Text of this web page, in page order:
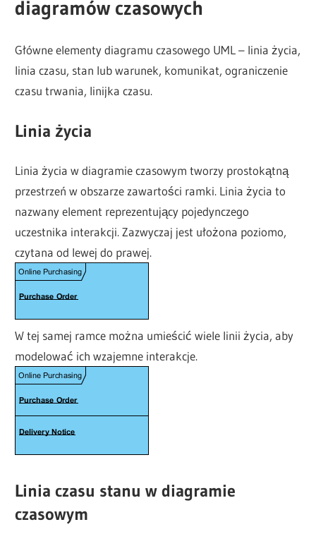
diagramów czasowych
Główne elementy diagramu czasowego UML – linia życia,
linia czasu, stan lub warunek, komunikat, ograniczenie
czasu trwania, linijka czasu.
Linia życia
Linia życia w diagramie czasowym tworzy prostokątną
przestrzeń w obszarze zawartości ramki. Linia życia to
nazwany element reprezentujący pojedynczego
uczestnika interakcji. Zazwyczaj jest ułożona poziomo,
czytana od lewej do prawej.
W tej samej ramce można umieścić wiele linii życia, aby
modelować ich wzajemne interakcje.
Linia czasu stanu w diagramie
czasowym